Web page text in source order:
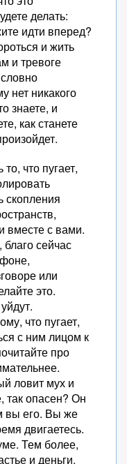
делать:
идти вперед?
и жить
и тревоге
нет никакого
знаете, и
как станете
что пугает,
скопления
вместе с вами.
сейчас
или
это.
что пугает,
с ним лицом к
про
ловит мух и
так опасен? Он
вы его. Вы же
двигаетесь.
Тем более,
и деньги.